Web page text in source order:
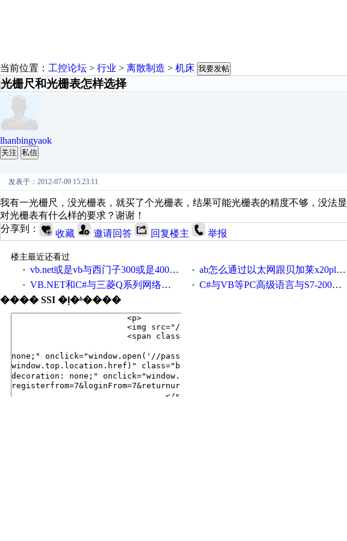
当前位置： 工控论坛 > 行业 > 离散制造 > 机床 我要发帖
光栅尺和光栅表怎样选择
lhanbingyaok
关注 私信
发表于：2012-07-09 15:23:11
我有一光栅尺，没光栅表，就买了个光栅表，结果可能光栅表的精度不够，没法
对光栅表有什么样的要求？谢谢！
分享到：
收藏 邀请回答 回复楼主 举报
楼主最近还看过
· vb.net或是vb与西门子300或是400plc通信怎么想编写呀！ · ab怎么通过以太网跟贝加莱x20plc通讯
· VB.NET和C#与三菱Q系列网络通讯的源代码 · C#与VB等PC高级语言与S7-200的CP243以太网通讯
���� SSI �ļ�ʱ����